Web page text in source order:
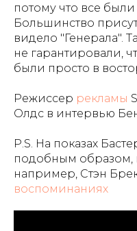
потому что все
Большинство
видело "Генерала".
не гарантировали,
были просто в
Режиссер рекламы
Олдс в интервью
P.S. На показах
подобным образом,
например, Стэн
воспоминаниях